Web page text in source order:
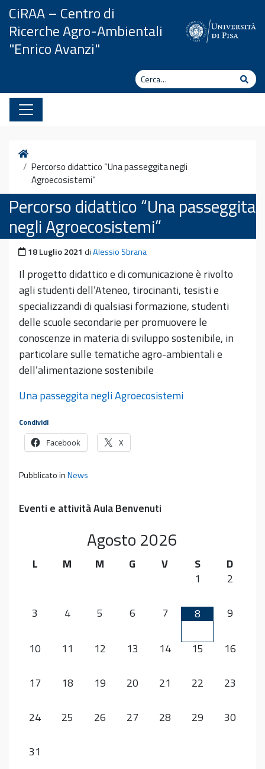
Vai al contenuto
CiRAA – Centro di
Ricerche Agro-Ambientali
"Enrico Avanzi"
Cerca
Home
Percorso didattico “Una passeggita negli
Agroecosistemi”
Percorso didattico “Una passeggita
negli Agroecosistemi”
Pubblicato il
18 Luglio 2021 diAlessio Sbrana
Il progetto didattico e di comunicazione è rivolto
agli studenti dell’Ateneo, tirocinanti, tesisti e
specializzandi di qualsiasi formazione, studenti
delle scuole secondarie per promuovere le
conoscenze in materia di sviluppo sostenibile, in
particolare sulle tematiche agro-ambientali e
dell’alimentazione sostenibile
Una passeggita negli Agroecosistemi
Condividi
Facebook X
Pubblicato inNews
Eventi e attività Aula Benvenuti
Agosto 2026
L M M G V S
D
1
2
3 4 5 6 7 8 9
10 11 12 13 14 15 16
17 18 19 20 21 22 23
24 25 26 27 28 29 30
31